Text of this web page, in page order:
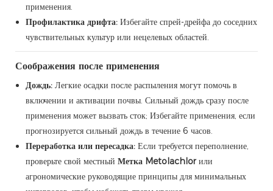
применения.
Профилактика дрифта: Избегайте спрей-дрейфа до соседних
чувствительных культур или нецелевых областей.
Соображения после применения
Дождь: Легкие осадки после распыления могут помочь в
включении и активации почвы. Сильный дождь сразу после
применения может вызвать сток; Избегайте применения, если
прогнозируется сильный дождь в течение 6 часов.
Переработка или пересадка: Если требуется переполнение,
проверьте свой местный Метка Metolachlorили
агрономические руководящие принципы для минимальных